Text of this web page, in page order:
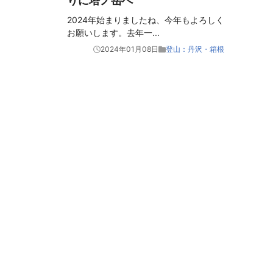
2024年始まりましたね、今年もよろしく
お願いします。去年一...
2024年01月08日 登山：丹沢・箱根